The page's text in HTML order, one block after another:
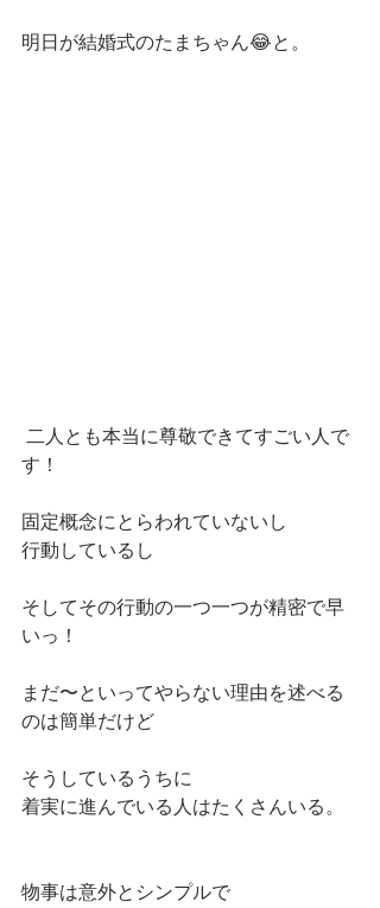
明日が結婚式のたまちゃん😂と。
す！
固定概念にとらわれていないし
行動しているし
そしてその行動の一つ一つが精密で早
いっ！
まだ〜といってやらない理由を述べる
のは簡単だけど
そうしているうちに
着実に進んでいる人はたくさんいる。
物事は意外とシンプルで